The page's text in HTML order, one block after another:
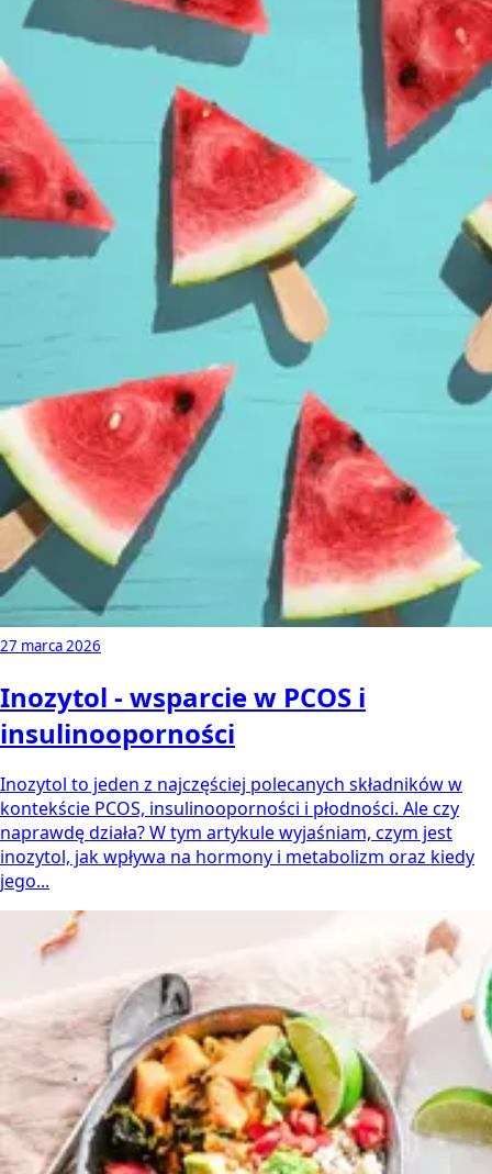
27 marca 2026
Inozytol - wsparcie w PCOS i
insulinooporności
Inozytol to jeden z najczęściej polecanych składników w
kontekście PCOS, insulinooporności i płodności. Ale czy
naprawdę działa? W tym artykule wyjaśniam, czym jest
inozytol, jak wpływa na hormony i metabolizm oraz kiedy
jego...